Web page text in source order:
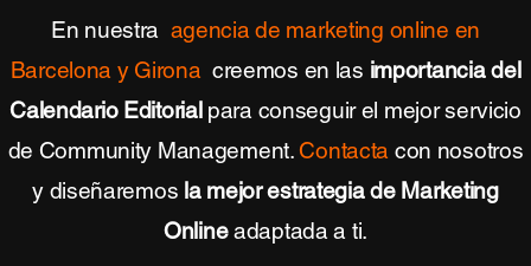
En nuestra agencia de marketing online en
Barcelona y Gironacreemos en las importancia del
Calendario Editorial para conseguir el mejor servicio
de Community Management. Contacta con nosotros
y diseñaremos la mejor estrategia de Marketing
Onlineadaptada a ti.